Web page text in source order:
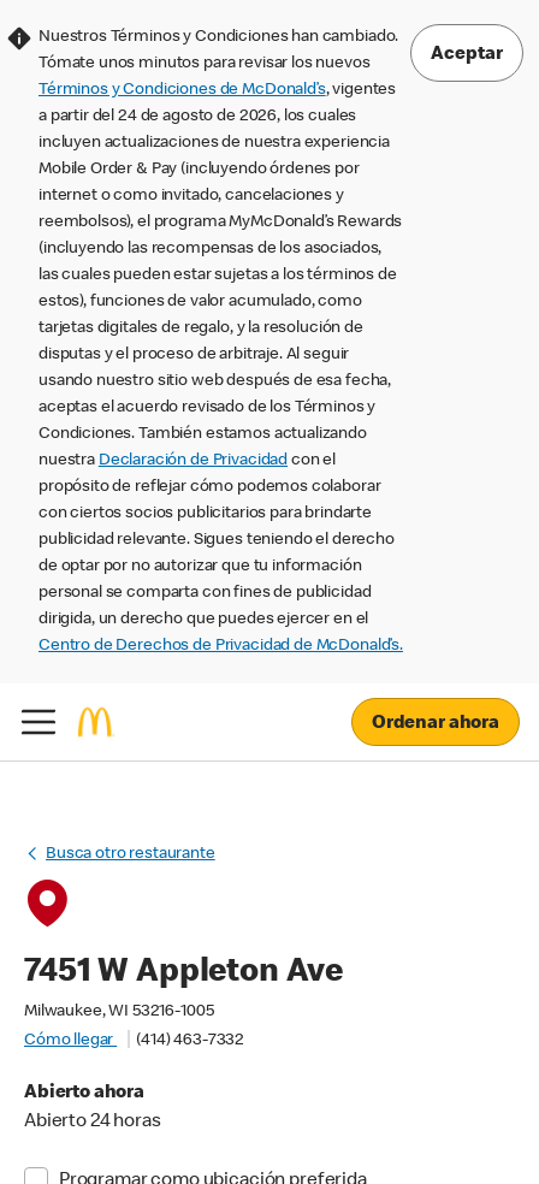
Nuestros Términos y Condiciones han cambiado.
Tómate unos minutos para revisar los nuevos
Términos y Condiciones de McDonald’s, vigentes
a partir del 24 de agosto de 2026, los cuales
incluyen actualizaciones de nuestra experiencia
Mobile Order & Pay (incluyendo órdenes por
internet o como invitado, cancelaciones y
reembolsos), el programa MyMcDonald’s Rewards
(incluyendo las recompensas de los asociados,
las cuales pueden estar sujetas a los términos de
estos), funciones de valor acumulado, como
tarjetas digitales de regalo, y la resolución de
disputas y el proceso de arbitraje. Al seguir
usando nuestro sitio web después de esa fecha,
aceptas el acuerdo revisado de los Términos y
Condiciones. También estamos actualizando
nuestra Declaración de Privacidad con el
propósito de reflejar cómo podemos colaborar
con ciertos socios publicitarios para brindarte
publicidad relevante. Sigues teniendo el derecho
de optar por no autorizar que tu información
personal se comparta con fines de publicidad
dirigida, un derecho que puedes ejercer en el
Centro de Derechos de Privacidad de McDonald’s.
Aceptar
Ordenar ahora
Busca otro restaurante
7451 W Appleton Ave
Milwaukee, WI 53216-1005
Cómo llegar
(414) 463-7332
Abierto ahora
Abierto 24 horas